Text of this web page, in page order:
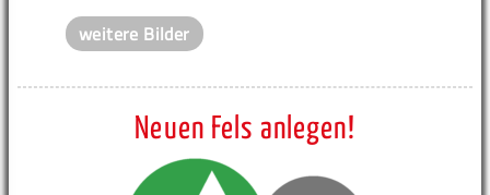
weitere Bilder
Neuen Fels anlegen!